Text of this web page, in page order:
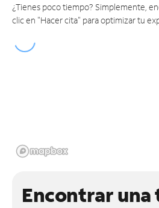
¿Tienes poco tiempo? Simplemente,
clic en "Hacer cita" para optimizar tu
Encontrar una